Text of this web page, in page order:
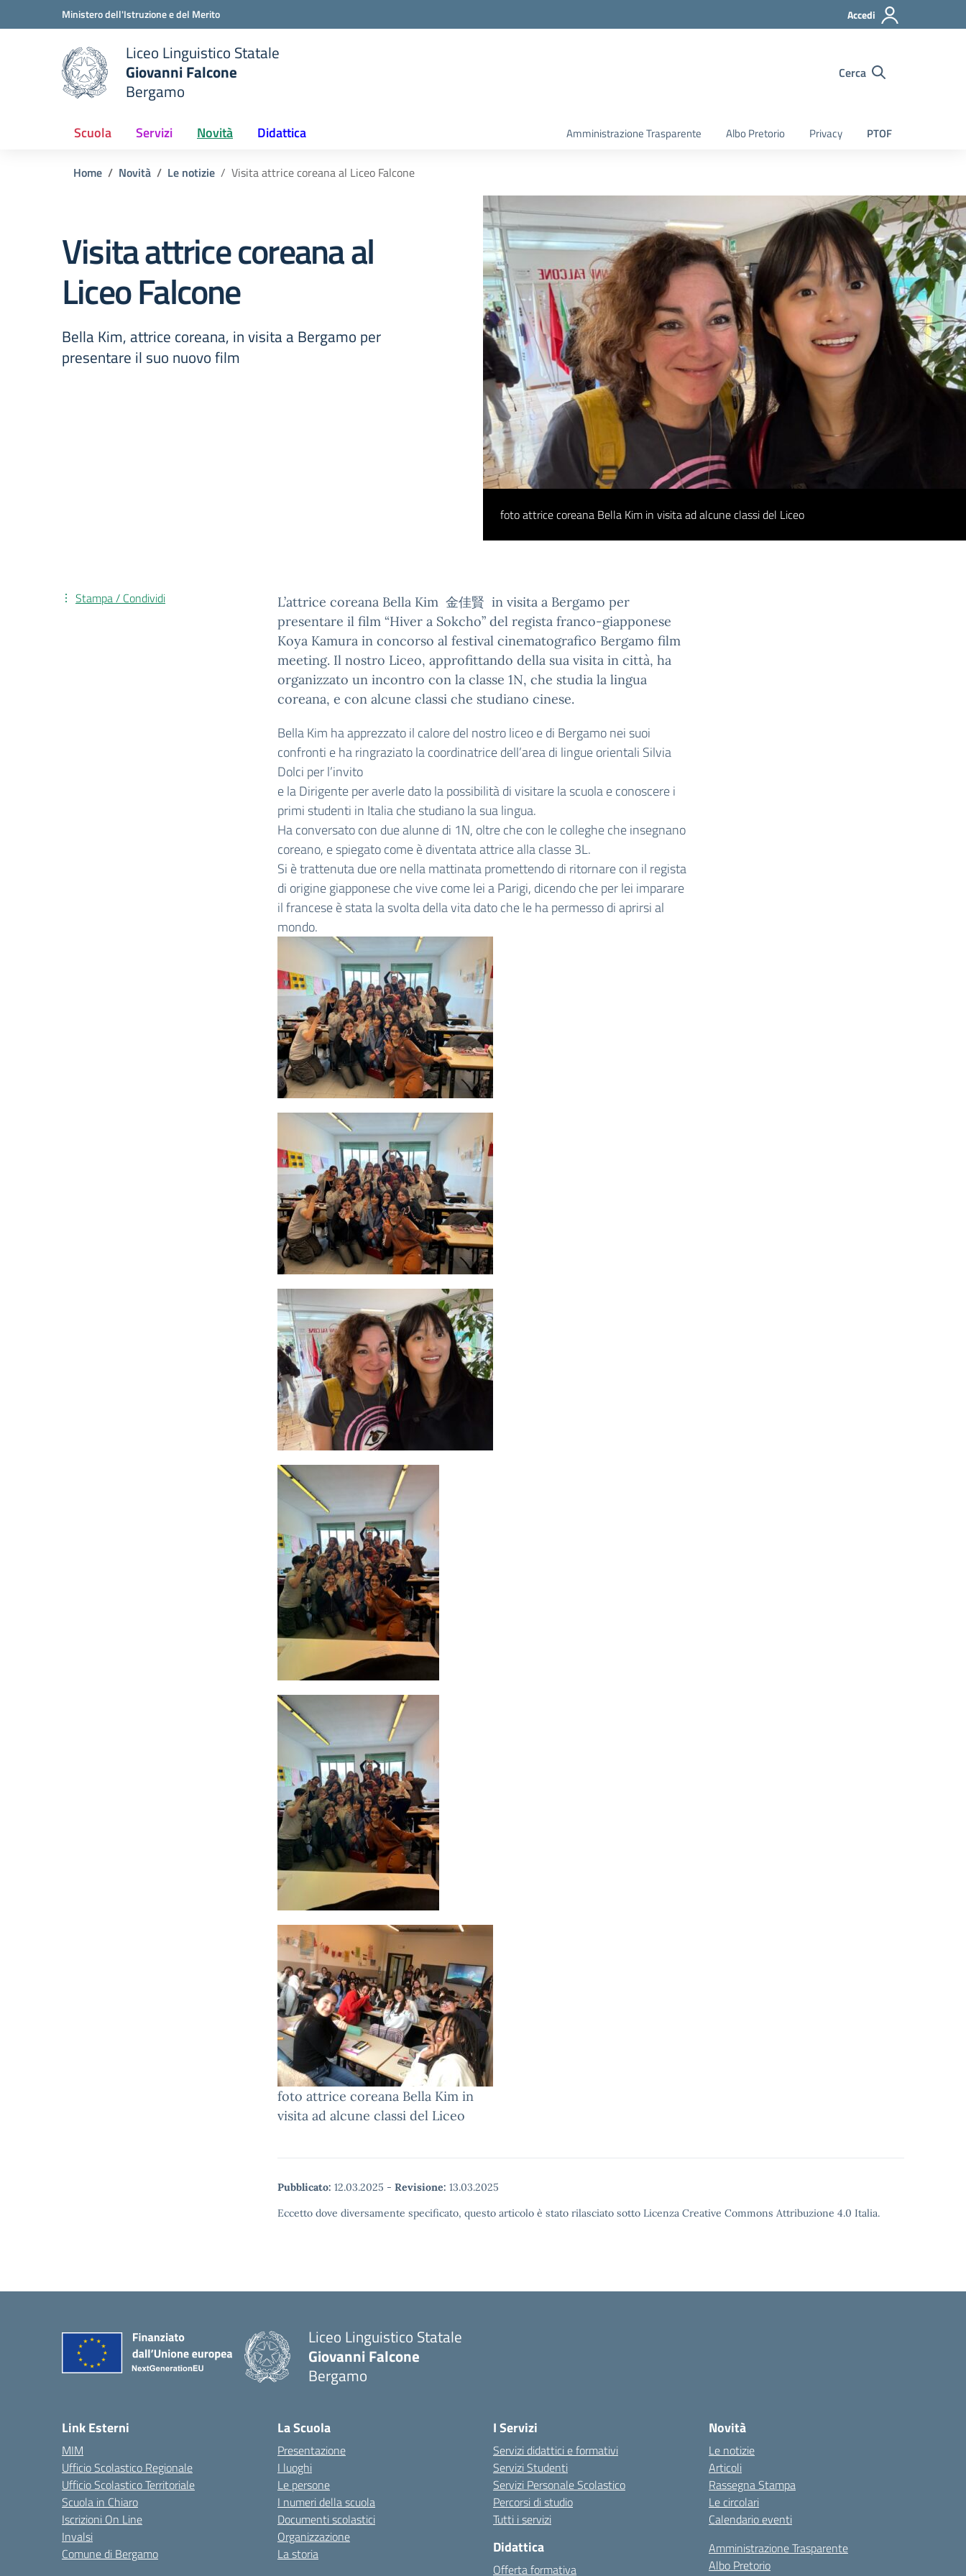
Vai ai contenuti
Vai al menu di navigazioneMinistero dell'Istruzione e del Merito Accedi
scuola
Liceo Linguistico Statale
Giovanni Falcone
Bergamo
Cerca
Scuola Servizi Novità Didattica Amministrazione Trasparente Albo Pretorio Privacy PTOF
Home Novità Le notizie Visita attrice coreana al Liceo Falcone
foto attrice coreana Bella Kim in visita ad alcune classi del Liceo
Visita attrice coreana al
Liceo Falcone
Bella Kim, attrice coreana, in visita a Bergamo per
presentare il suo nuovo film
L’attrice coreana Bella Kim 金佳賢 in visita a Bergamo per
presentare il film “Hiver a Sokcho” del regista franco-giapponese
Koya Kamura in concorso al festival cinematografico Bergamo film
meeting. Il nostro Liceo, approfittando della sua visita in città, ha
organizzato un incontro con la classe 1N, che studia la lingua
coreana, e con alcune classi che studiano cinese.
Bella Kim ha apprezzato il calore del nostro liceo e di Bergamo nei suoi
confronti e ha ringraziato la coordinatrice dell’area di lingue orientali Silvia
Dolci per l’invito
e la Dirigente per averle dato la possibilità di visitare la scuola e conoscere i
primi studenti in Italia che studiano la sua lingua.
Ha conversato con due alunne di 1N, oltre che con le colleghe che insegnano
coreano, e spiegato come è diventata attrice alla classe 3L.
Si è trattenuta due ore nella mattinata promettendo di ritornare con il regista
di origine giapponese che vive come lei a Parigi, dicendo che per lei imparare
il francese è stata la svolta della vita dato che le ha permesso di aprirsi al
mondo.
foto attrice coreana Bella Kim in
visita ad alcune classi del Liceo
Pubblicato: 12.03.2025 - Revisione: 13.03.2025
Eccetto dove diversamente specificato, questo articolo è stato rilasciato sotto Licenza Creative Commons Attribuzione 4.0 Italia.
Stampa / Condividi
Liceo Linguistico Statale
Giovanni Falcone
Bergamo
Link Esterni
MIM
Ufficio Scolastico Regionale
Ufficio Scolastico Territoriale
Scuola in Chiaro
Iscrizioni On Line
Invalsi
Comune di Bergamo
La Scuola
Presentazione
I luoghi
Le persone
I numeri della scuola
Documenti scolastici
Organizzazione
La storia
I Servizi
Servizi didattici e formativi
Servizi Studenti
Servizi Personale Scolastico
Percorsi di studio
Tutti i servizi
Didattica
Offerta formativa
Novità
Le notizie
Articoli
Rassegna Stampa
Le circolari
Calendario eventi
Amministrazione Trasparente
Albo Pretorio